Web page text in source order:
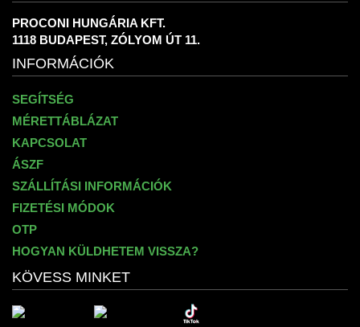
PROCONI HUNGÁRIA KFT.
1118 BUDAPEST, ZÓLYOM ÚT 11.
INFORMÁCIÓK
SEGÍTSÉG
MÉRETTÁBLÁZAT
KAPCSOLAT
ÁSZF
SZÁLLÍTÁSI INFORMÁCIÓK
FIZETÉSI MÓDOK
OTP
HOGYAN KÜLDHETEM VISSZA?
KÖVESS MINKET